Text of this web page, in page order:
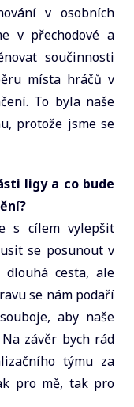
v osobních
v přechodové a
součinnosti
místa hráčů v
To byla naše
protože jsme se
ligy a co bude
s cílem vylepšit
se posunout v
cesta, ale
se nám podaří
aby naše
závěr bych rád
týmu za
pro mě, tak pro